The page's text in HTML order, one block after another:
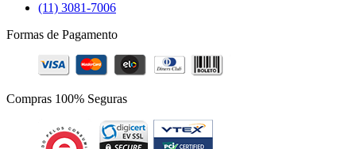
(11) 3081-7006
Formas de Pagamento
Compras 100% Seguras